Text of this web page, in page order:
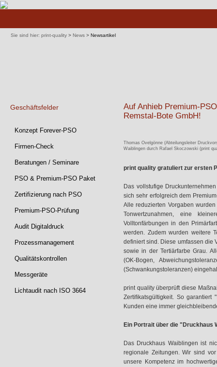
Sie sind hier: print-quality > News > Newsartikel
Auf Anhieb Premium-
Remstal-Bote GmbH!
Thomas Ovelgönne (Abteilungsleiter
Waiblingen durch Rafael Skoczowski (print
print quality gratuliert zur ersten
Das vollstufige
sich sehr erfolgreich dem
Alle reduzierten Vorgaben
Tonwertzunahmen, eine
Volltonfärbungen in den
werden. Zudem wurden weitere
definiert sind. Diese umfassen die
sowie in der Tertiärfarbe Grau.
(OK-Bogen,
(Schwankungstoleranzen)
print quality überprüft diese
Zertifikatsgültigkeit. So garantiert
Kunden eine immer
Ein Portrait über die "Druckhaus
Das Druckhaus Waiblingen ist
regionale Zeitungen. Wir sind
unsere Kompetenz im
Geschäftsfelder
Navigation
überspringen
Konzept Forever-PSO
Firmen-Check
Beratungen / Seminare
PSO & Premium-PSO Paket
Zertifizierung nach PSO
Premium-PSO-Prüfung
Audit Digitaldruck
Prozessmanagement
Qualitätskontrollen
Messgeräte
Lichtaudit nach ISO 3664